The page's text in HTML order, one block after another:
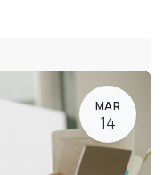
MAR
14